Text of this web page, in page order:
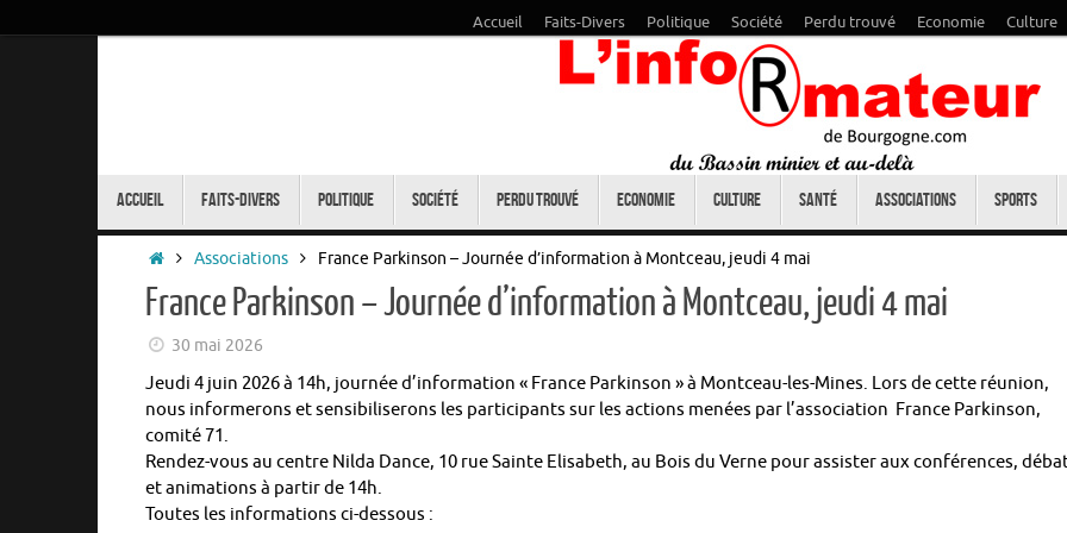
Accueil Faits-Divers Politique Société Perdu trouvé Economie Culture
Accueil Faits-Divers Politique Société Perdu trouvé Economie Culture Santé Associations Sports
Accueil
Associations France Parkinson – Journée d’information à Montceau, jeudi 4 mai
France Parkinson – Journée d’information à Montceau, jeudi 4 mai
30 mai 2026
Jeudi 4 juin 2026 à 14h, journée d’information « France Parkinson » à Montceau-les-Mines. Lors de cette réunion,
nous informerons et sensibiliserons les participants sur les actions menées par l’association France Parkinson,
comité 71.
Rendez-vous au centre Nilda Dance, 10 rue Sainte Elisabeth, au Bois du Verne pour assister aux conférences,
et animations à partir de 14h.
Toutes les informations ci-dessous :